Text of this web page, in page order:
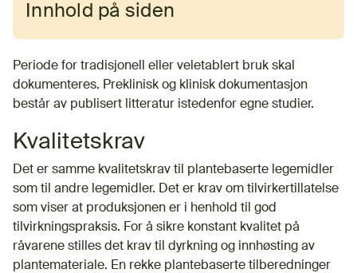
Innhold på siden
Periode for tradisjonell eller veletablert bruk skal
dokumenteres. Preklinisk og klinisk dokumentasjon
består av publisert litteratur istedenfor egne studier.
Kvalitetskrav
Det er samme kvalitetskrav til plantebaserte legemidler
som til andre legemidler. Det er krav om tilvirkertillatelse
som viser at produksjonen er i henhold til god
tilvirkningspraksis. For å sikre konstant kvalitet på
råvarene stilles det krav til dyrkning og innhøsting av
plantemateriale. En rekke plantebaserte tilberedninger